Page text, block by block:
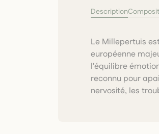
Description
Le Millepertuis
européenne
l'équilibre
reconnu pour
nervosité, les
l’humeur et
saisonnières. Une
vivante,